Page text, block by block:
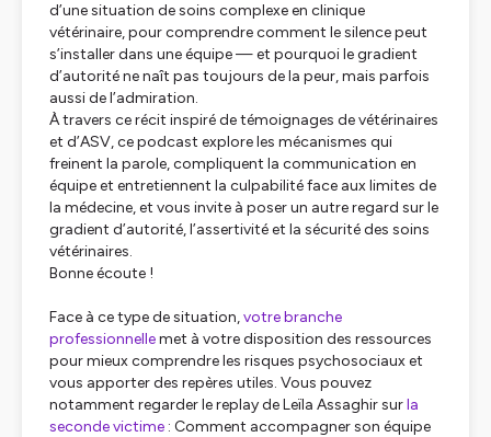
d’une situation de soins complexe en clinique
vétérinaire, pour comprendre comment le silence peut
s’installer dans une équipe — et pourquoi le gradient
d’autorité ne naît pas toujours de la peur, mais parfois
aussi de l’admiration.
À travers ce récit inspiré de témoignages de vétérinaires
et d’ASV, ce podcast explore les mécanismes qui
freinent la parole, compliquent la communication en
équipe et entretiennent la culpabilité face aux limites de
la médecine, et vous invite à poser un autre regard sur le
gradient d’autorité, l’assertivité et la sécurité des soins
vétérinaires.
Bonne écoute !
Face à ce type de situation,votre branche
professionnellemet à votre disposition des ressources
pour mieux comprendre les risques psychosociaux et
vous apporter des repères utiles. Vous pouvez
notamment regarder le replay de Leïla Assaghir surla
seconde victime : Comment accompagner son équipe